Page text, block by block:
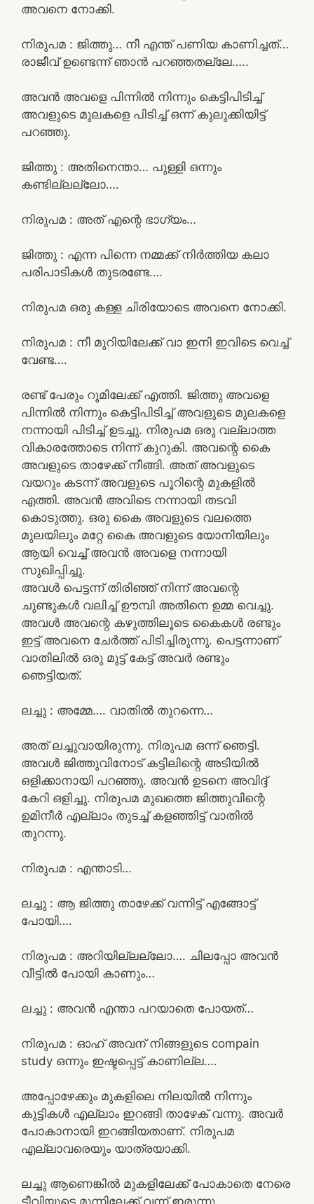
അവനെ നോക്കി.
നിരുപമ : ജിത്തു… നീ എന്ത് പണിയ കാണിച്ചത്…
രാജീവ് ഉണ്ടെന്ന് ഞാൻ പറഞ്ഞതല്ലേ…..
അവൻ അവളെ പിന്നിൽ നിന്നും കെട്ടിപിടിച്ച്
അവളുടെ മുലകളെ പിടിച്ച് ഒന്ന് കുലുക്കിയിട്ട്
പറഞ്ഞു.
ജിത്തു : അതിനെന്താ… പുള്ളി ഒന്നും
കണ്ടില്ലല്ലോ….
നിരുപമ : അത് എന്റെ ഭാഗ്യം…
ജിത്തു : എന്ന പിന്നെ നമ്മക്ക് നിർത്തിയ കലാ
പരിപാടികൾ തുടരണ്ടേ….
നിരുപമ ഒരു കള്ള ചിരിയോടെ അവനെ നോക്കി.
നിരുപമ : നീ മുറിയിലേക്ക് വാ ഇനി ഇവിടെ വെച്ച്
വേണ്ട….
രണ്ട് പേരും റൂമിലേക്ക് എത്തി. ജിത്തു അവളെ
പിന്നിൽ നിന്നും കെട്ടിപിടിച്ച് അവളുടെ മുലകളെ
നന്നായി പിടിച്ച് ഉടച്ചു. നിരുപമ ഒരു വല്ലാത്ത
വികാരത്തോടെ നിന്ന് കുറുകി. അവന്റെ കൈ
അവളുടെ താഴേക്ക് നീങ്ങി. അത് അവളുടെ
വയറും കടന്ന് അവളുടെ പൂറിന്റെ മുകളിൽ
എത്തി. അവൻ അവിടെ നന്നായി തടവി
കൊടുത്തു. ഒരു കൈ അവളുടെ വലത്തെ
മുലയിലും മറ്റേ കൈ അവളുടെ യോനിയിലും
ആയി വെച്ച് അവൻ അവളെ നന്നായി
സുഖിപ്പിച്ചു.
അവൾ പെട്ടന്ന് തിരിഞ്ഞ് നിന്ന് അവന്റെ
ചുണ്ടുകൾ വലിച്ച് ഊമ്പി അതിനെ ഉമ്മ വെച്ചു.
അവൾ അവന്റെ കഴുത്തിലൂടെ കൈകൾ രണ്ടും
ഇട്ട് അവനെ ചേർത്ത് പിടിച്ചിരുന്നു. പെട്ടന്നാണ്
വാതിലിൽ ഒരു മുട്ട് കേട്ട് അവർ രണ്ടും
ഞെട്ടിയത്.
ലച്ചു : അമ്മേ…. വാതിൽ തുറന്നെ…
അത് ലച്ചുവായിരുന്നു. നിരുപമ ഒന്ന് ഞെട്ടി.
അവൾ ജിത്തുവിനോട് കട്ടിലിന്റെ അടിയിൽ
ഒളിക്കാനായി പറഞ്ഞു. അവൻ ഉടനെ അവിദ്ദ്
കേറി ഒളിച്ചു. നിരുപമ മുഖത്തെ ജിത്തുവിന്റെ
ഉമിനീർ എല്ലാം തുടച്ച് കളഞ്ഞിട്ട് വാതിൽ
തുറന്നു.
നിരുപമ : എന്താടി…
ലച്ചു : ആ ജിത്തു താഴേക്ക് വന്നിട്ട് എങ്ങോട്ട്
പോയി….
നിരുപമ : അറിയില്ലല്ലോ…. ചിലപ്പോ അവൻ
വീട്ടിൽ പോയി കാണും…
ലച്ചു : അവൻ എന്താ പറയാതെ പോയത്…
നിരുപമ : ഓഹ് അവന് നിങ്ങളുടെ compain
study ഒന്നും ഇഷ്ടപ്പെട്ട് കാണില്ല….
അപ്പോഴേക്കും മുകളിലെ നിലയിൽ നിന്നും
കുട്ടികൾ എല്ലാം ഇറങ്ങി താഴേക് വന്നു. അവർ
പോകാനായി ഇറങ്ങിയതാണ്. നിരുപമ
എല്ലാവരെയും യാത്രയാക്കി.
ലച്ചു ആണെങ്കിൽ മുകളിലേക്ക് പോകാതെ നേരെ
ടീവിയുടെ മുന്നിലേക്ക് വന്ന് ഇരുന്നു.